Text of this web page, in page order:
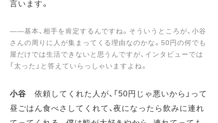
言います。
――基本、相手を肯定するんですね。そういうところが、小谷
さんの周りに人が集まってくる理由なのかな。50円の何でも
屋だけでは生活できないと思うんですが、インタビューでは
「太った」と答えていらっしゃいますよね。
小谷 依頼してくれた人が、「50円じゃ悪いから」って
昼ごはん食べさしてくれて、夜になったら飲みに連れ